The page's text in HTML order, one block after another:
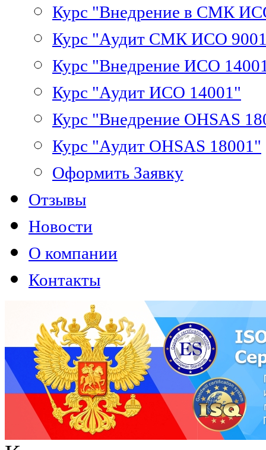
Курс "Внедрение в СМК
Курс "Аудит СМК ИСО
Курс "Внедрение ИСО
Курс "Аудит ИСО 14001"
Курс "Внедрение OHSAS
Курс "Аудит OHSAS 18001"
Оформить Заявку
Отзывы
Новости
О компании
Контакты